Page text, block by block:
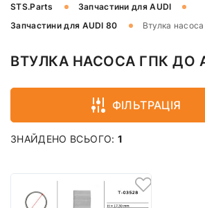
STS.Parts
Запчастини для AUDI
Запчастини для AUDI 80
Втулка
ВТУЛКА НАСОСА ГПК ДО
ФІЛЬТРАЦІЯ
ЗНАЙДЕНО ВСЬОГО: 1